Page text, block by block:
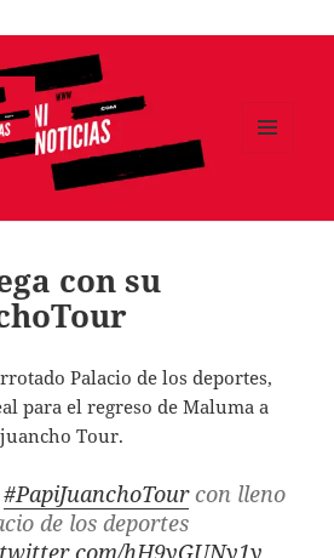
con su
Palacio de los deportes,
para el regreso de Maluma a
Tour.
#PapiJuanchoTourcon lleno
de los deportes